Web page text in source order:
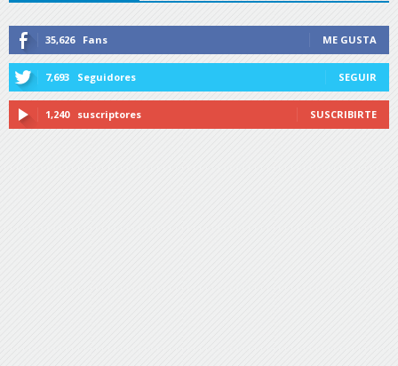
35,626 Fans ME GUSTA
7,693 Seguidores SEGUIR
1,240 suscriptores SUSCRIBIRTE